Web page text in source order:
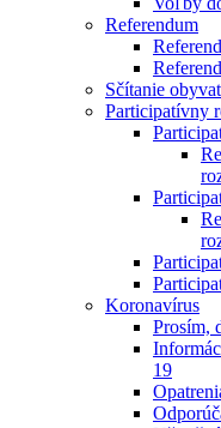
Referendum
Sčítanie
Participatívny
Koronavírus
Prosím,
19